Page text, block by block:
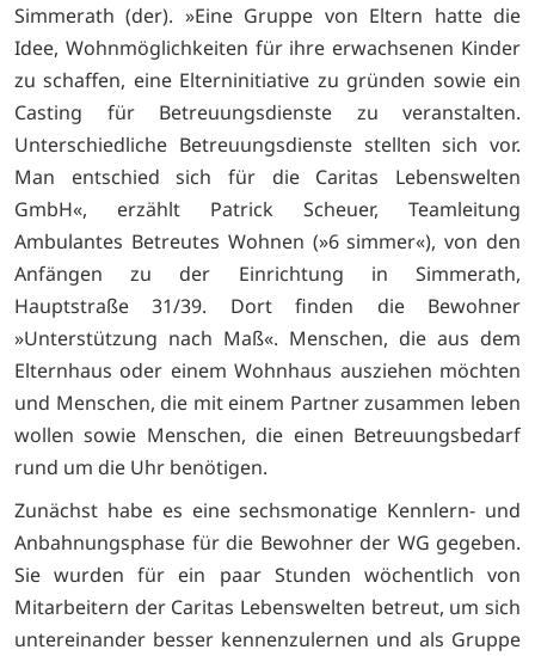
Simmerath (der). »Eine Gruppe von Eltern hatte die
Idee, Wohnmöglichkeiten für ihre erwachsenen Kinder
zu schaffen, eine Elterninitiative zu gründen sowie ein
Casting für Betreuungsdienste zu veranstalten.
Unterschiedliche Betreuungsdienste stellten sich vor.
Man entschied sich für die Caritas Lebenswelten
GmbH«, erzählt Patrick Scheuer, Teamleitung
Ambulantes Betreutes Wohnen (»6 simmer«), von den
Anfängen zu der Einrichtung in Simmerath,
Hauptstraße 31/39. Dort finden die Bewohner
»Unterstützung nach Maß«. Menschen, die aus dem
Elternhaus oder einem Wohnhaus ausziehen möchten
und Menschen, die mit einem Partner zusammen leben
wollen sowie Menschen, die einen Betreuungsbedarf
rund um die Uhr benötigen.
Zunächst habe es eine sechsmonatige Kennlern- und
Anbahnungsphase für die Bewohner der WG gegeben.
Sie wurden für ein paar Stunden wöchentlich von
Mitarbeitern der Caritas Lebenswelten betreut, um sich
untereinander besser kennenzulernen und als Gruppe